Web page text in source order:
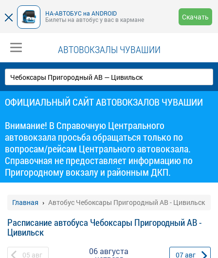
НА-АВТОБУС на ANDROID
Билеты на автобус у вас в кармане
Скачать
АВТОВОКЗАЛЫ ЧУВАШИИ
ОФИЦИАЛЬНЫЙ САЙТ АВТОВОКЗАЛОВ ЧУВАШИИ
Внимание! В Справочную Центрального
автовокзала просьба обращаться только по
вопросам/рейсам Центрального автовокзала.
Справочная не предоставляет информацию по
Пригородному вокзалу и районным ДКП.
Главная Автобус Чебоксары Пригородный АВ - Цивильск
Расписание автобуса Чебоксары Пригородный АВ -
Цивильск
05 авг 06 августа 07авг